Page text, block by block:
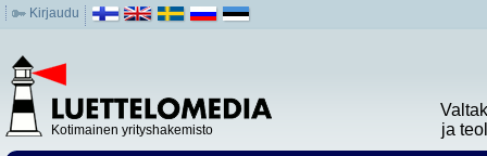
Kirjaudu
Kotimainen yrityshakemisto
ja